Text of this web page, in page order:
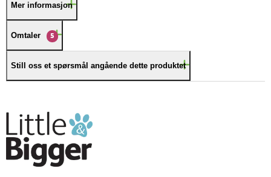
Mer informasjon
Omtaler 5
Still oss et spørsmål angående dette produktet